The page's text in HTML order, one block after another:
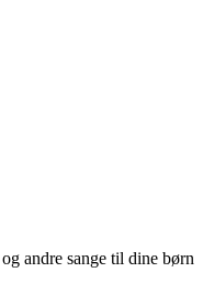
andre sange til dine børn